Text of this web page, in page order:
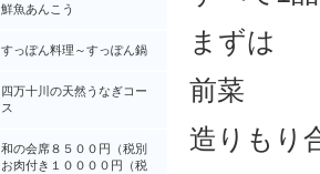
まずは
前菜
造りもり
鮮魚あんこう
すっぽん料理～すっぽん鍋
四万十川の天然うなぎコー
ス
和の会席８５００円（税別
お肉付き１００００円（税